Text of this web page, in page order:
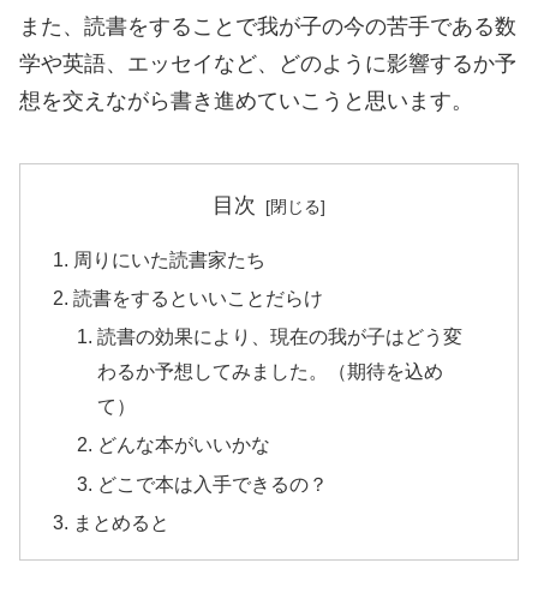
また、読書をすることで我が子の今の苦手である数
学や英語、エッセイなど、どのように影響するか予
想を交えながら書き進めていこうと思います。
目次
周りにいた読書家たち
読書をするといいことだらけ
読書の効果により、現在の我が子はどう変
わるか予想してみました。（期待を込め
て）
どんな本がいいかな
どこで本は入手できるの？
まとめると